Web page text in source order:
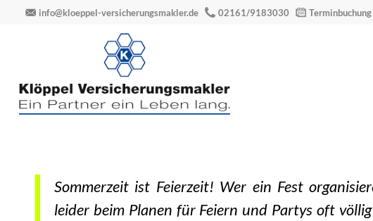
info@kloeppel-versicherungsmakler.de 02161/9183030 Terminbuchung
Sommerzeit ist Feierzeit! Wer ein Fest
leider beim Planen für Feiern und Partys oft